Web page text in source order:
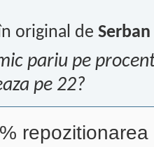
original de
pariu pe
pe 22?